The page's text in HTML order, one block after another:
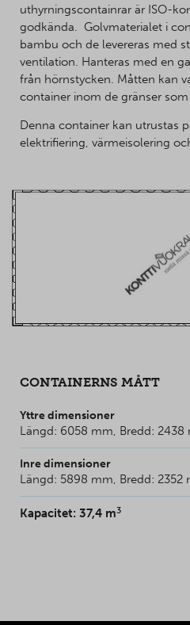
uthyrningscontainrar är ISO-
godkända. Golvmaterialet i
bambu och de levereras med
ventilation. Hanteras med en
från hörnstycken. Måtten kan
container inom de gränser
Denna container kan utrustas
elektrifiering, värmeisolering
CONTAINERNS MÅTT
Yttre dimensioner
Längd: 6058 mm, Bredd:
Inre dimensioner
Längd: 5898 mm, Bredd:
Kapacitet: 37,4 m3